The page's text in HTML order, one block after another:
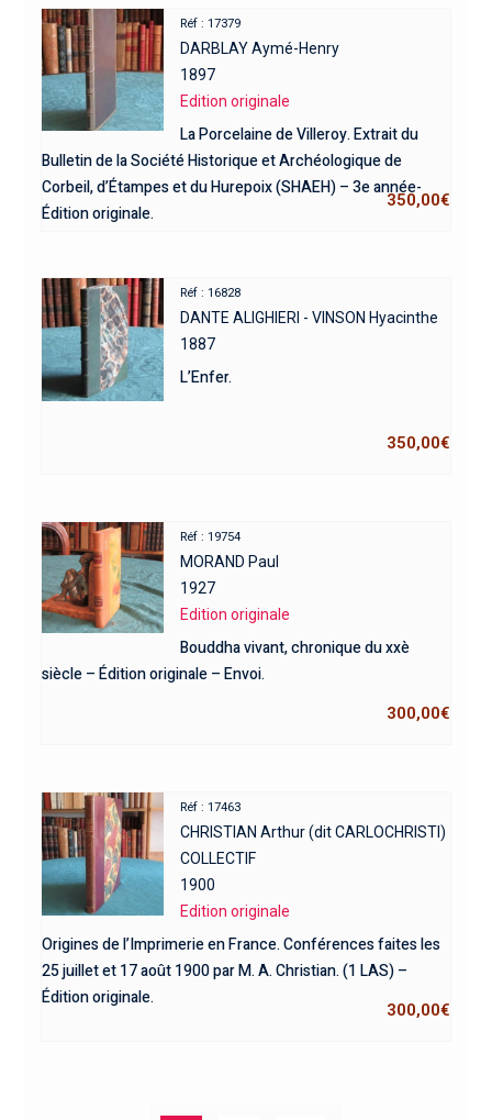
Réf : 17379
DARBLAY Aymé-Henry
1897
Edition originale
La Porcelaine de Villeroy. Extrait du
Bulletin de la Société Historique et Archéologique de
Corbeil, d’Étampes et du Hurepoix (SHAEH) – 3e année-
Édition originale.
350,00€
Réf : 16828
DANTE ALIGHIERI - VINSON Hyacinthe
1887
L’Enfer.
350,00€
Réf : 19754
MORAND Paul
1927
Edition originale
Bouddha vivant, chronique du xxè
siècle – Édition originale – Envoi.
300,00€
Réf : 17463
CHRISTIAN Arthur (dit CARLOCHRISTI)
COLLECTIF
1900
Edition originale
Origines de l’Imprimerie en France. Conférences faites les
25 juillet et 17 août 1900 par M. A. Christian. (1 LAS) –
Édition originale.
300,00€